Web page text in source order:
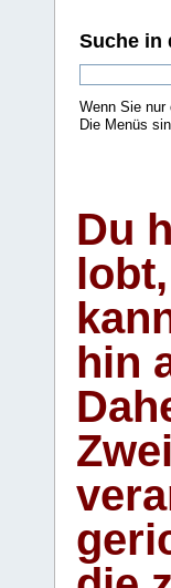
Suche in
Wenn Sie
Die Menüs
Du
hin